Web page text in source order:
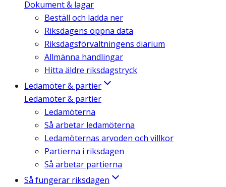
Dokument & lagar
Beställ och ladda ner
Riksdagens öppna data
Riksdagsförvaltningens diarium
Allmänna handlingar
Hitta äldre riksdagstryck
Ledamöter & partier
Ledamöter & partier
Ledamöterna
Så arbetar ledamöterna
Ledamöternas arvoden och villkor
Partierna i riksdagen
Så arbetar partierna
Så fungerar riksdagen